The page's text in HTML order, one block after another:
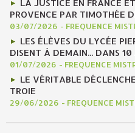
LA JUSTICE EN FRANCE
PROVENCE PAR TIMOTHÉE
03/07/2026 - FREQUENCE
LES ÉLÈVES DU LYCÉE
DISENT À DEMAIN... DANS 10
01/07/2026 - FREQUENCE
LE VÉRITABLE
TROIE
29/06/2026 - FREQUENCE